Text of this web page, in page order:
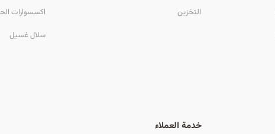
التخزين
اكسسوارات
سلال غسيل
خدمة العملاء